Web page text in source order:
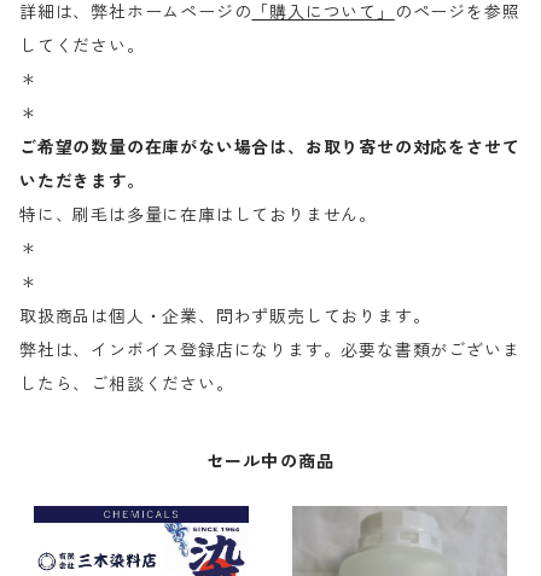
詳細は、弊社ホームページの 「購入について」
のページを参照
してください。
＊
＊
ご希望の数量の在庫がない場合は、お取り寄せの対応をさせて
いただきます。
特に、刷毛は多量に在庫はしておりません。
＊
＊
取扱商品は個人・企業、問わず販売しております。
弊社は、インボイス登録店になります。必要な書類がございま
したら、ご相談ください。
セール中の商品